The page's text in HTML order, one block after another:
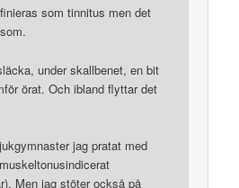
som tinnitus men det
under skallbenet, en bit
örat. Och ibland flyttar det
jag pratat med
Men jag stöter också på